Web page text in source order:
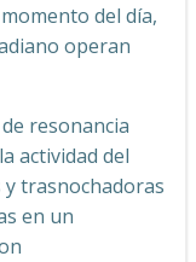
del día,
operan
resonancia
actividad del
trasnochadoras
en un